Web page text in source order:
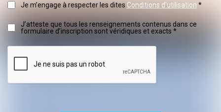
Je m’engage à respecter les dites Conditions d'utilisation *
J’atteste que tous les renseignements contenus dans ce
formulaire d’inscription sont véridiques et exacts *